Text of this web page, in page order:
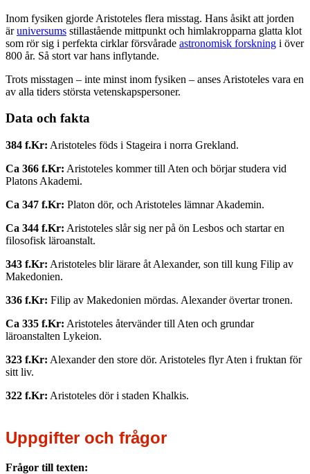
Inom fysiken gjorde Aristoteles flera misstag. Hans åsikt att jorden
äruniversums stillastående mittpunkt och himlakropparna glatta klot
som rör sig i perfekta cirklar försvårade astronomisk forskning i över
800 år. Så stort var hans inflytande.
Trots misstagen – inte minst inom fysiken – anses Aristoteles vara en
av alla tiders största vetenskapspersoner.
Data och fakta
384 f.Kr: Aristoteles föds i Stageira i norra Grekland.
Ca 366 f.Kr: Aristoteles kommer till Aten och börjar studera vid
Platons Akademi.
Ca 347 f.Kr: Platon dör, och Aristoteles lämnar Akademin.
Ca 344 f.Kr: Aristoteles slår sig ner på ön Lesbos och startar en
filosofisk läroanstalt.
343 f.Kr: Aristoteles blir lärare åt Alexander, son till kung Filip av
Makedonien.
336 f.Kr: Filip av Makedonien mördas. Alexander övertar tronen.
Ca 335 f.Kr: Aristoteles återvänder till Aten och grundar
läroanstalten Lykeion.
323 f.Kr: Alexander den store dör. Aristoteles flyr Aten i fruktan för
sitt liv.
322 f.Kr: Aristoteles dör i staden Khalkis.
Uppgifter och frågor
Frågor till texten: